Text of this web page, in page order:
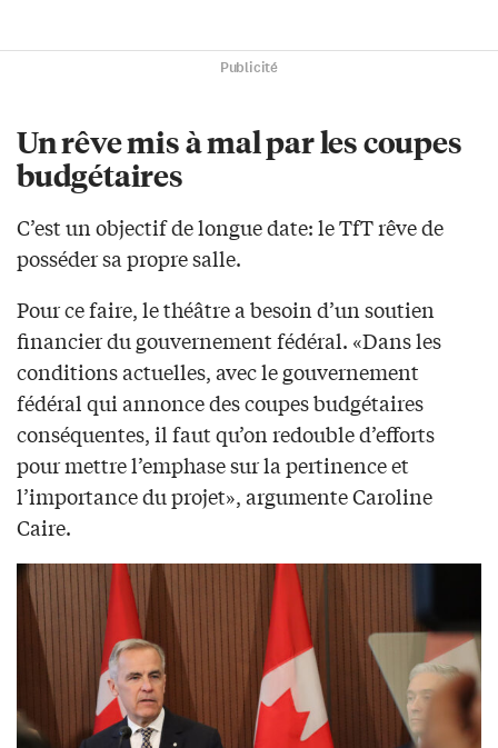
Publicité
Un rêve mis à mal par les coupes
budgétaires
C’est un objectif de longue date: le TfT rêve de
posséder sa propre salle.
Pour ce faire, le théâtre a besoin d’un soutien
financier du gouvernement fédéral. «Dans les
conditions actuelles, avec le gouvernement
fédéral qui annonce des coupes budgétaires
conséquentes, il faut qu’on redouble d’efforts
pour mettre l’emphase sur la pertinence et
l’importance du projet», argumente Caroline
Caire.